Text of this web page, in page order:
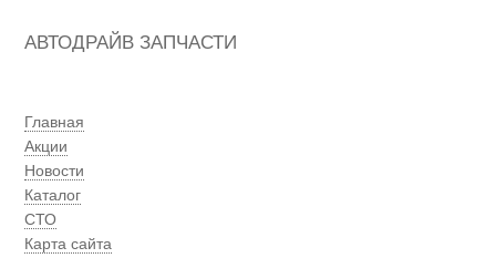
АВТОДРАЙВ ЗАПЧАСТИ
Главная
Акции
Новости
Каталог
СТО
Карта сайта